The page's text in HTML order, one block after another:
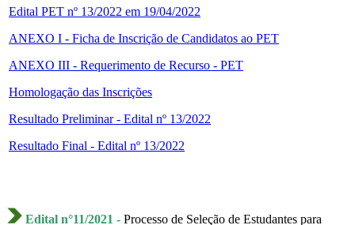
Edital PET nº 13/2022 em 19/04/2022
ANEXO I - Ficha de Inscrição de Candidatos ao PET
ANEXO III - Requerimento de Recurso - PET
Homologação das Inscrições
Resultado Preliminar - Edital nº 13/2022
Resultado Final - Edital nº 13/2022
Edital n°11/2021 - Processo de Seleção de Estudantes para